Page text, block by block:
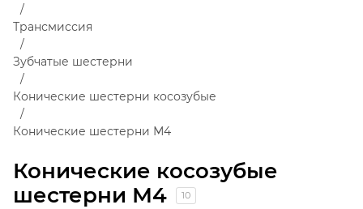
Конические косозубые
шестерни М4
10
Трансмиссия
Зубчатые шестерни
Конические шестерни косозубые
Конические шестерни М4